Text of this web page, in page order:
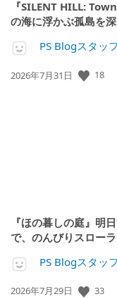
『SILENT HILL:
の海に浮かぶ孤島を
PS Blogスタッフ
公
2026年7月31日 18
『ほの暮しの庭』明
で、のんびりスロー
PS Blogスタッフ
公
2026年7月29日 33